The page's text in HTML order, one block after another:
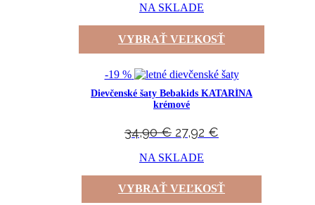
NA SKLADE
VYBRAŤ VEĽKOSŤ
-19 %
Dievčenské šaty Bebakids KATARÍNA
krémové
34,90€ 27,92 €
NA SKLADE
VYBRAŤ VEĽKOSŤ